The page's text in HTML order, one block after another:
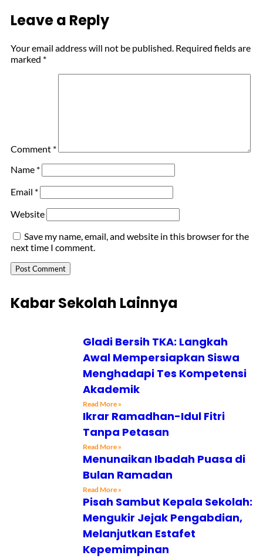
Leave a Reply
Your email address will not be published. Required fields are
marked *
Comment *
Name *
Email *
Website
Save my name, email, and website in this browser for the
next time I comment.
Kabar Sekolah Lainnya
Gladi Bersih TKA: Langkah
Awal Mempersiapkan Siswa
Menghadapi Tes Kompetensi
Akademik
Read More »
Ikrar Ramadhan-Idul Fitri
Tanpa Petasan
Read More »
Menunaikan Ibadah Puasa di
Bulan Ramadan
Read More »
Pisah Sambut Kepala Sekolah:
Mengukir Jejak Pengabdian,
Melanjutkan Estafet
Kepemimpinan